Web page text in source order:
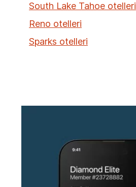
South Lake Tahoe otelleri
Reno otelleri
Sparks otelleri